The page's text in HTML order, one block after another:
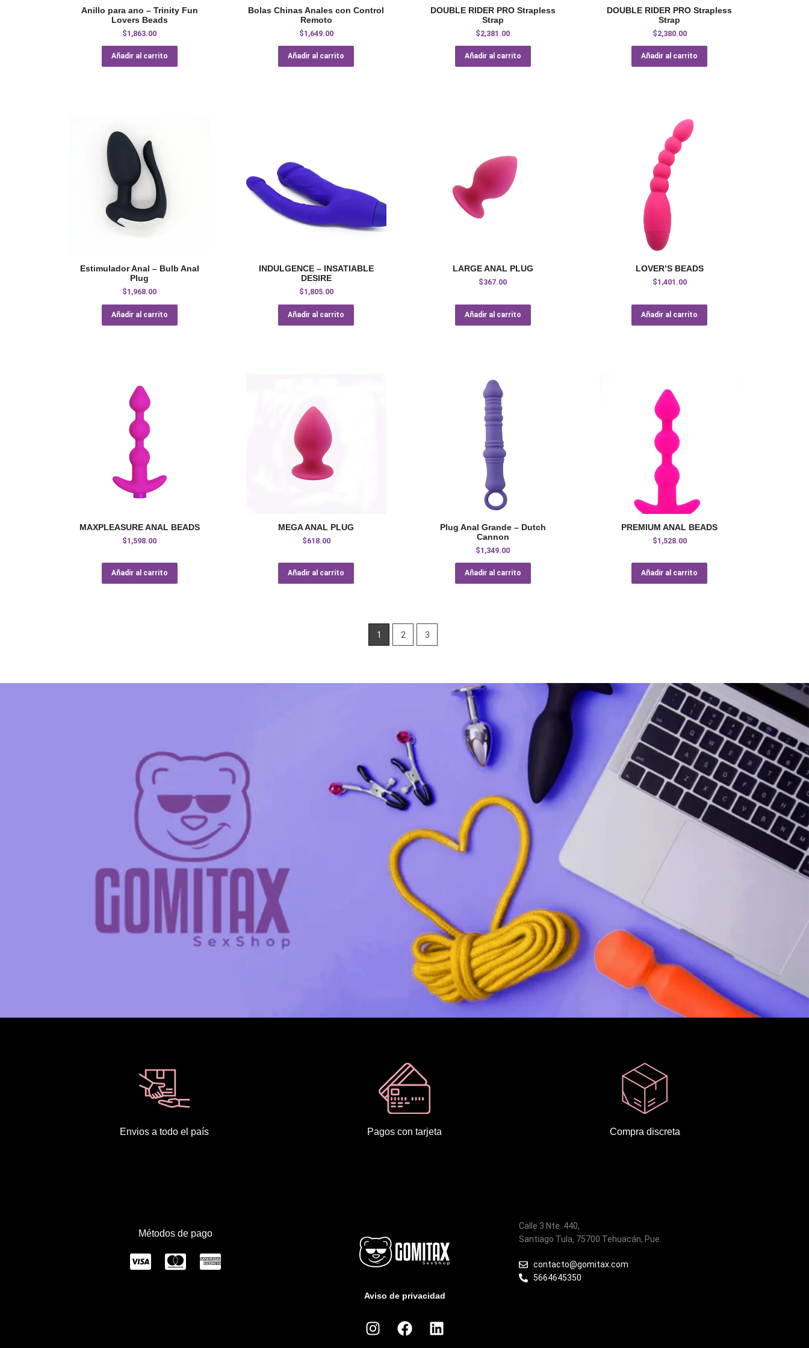
Anillo para ano – Trinity Fun
Lovers Beads
$1,863.00
Añadir al carrito
Bolas Chinas Anales con Control
Remoto
$1,649.00
Añadir al carrito
DOUBLE RIDER PRO Strapless
Strap
$2,381.00
Añadir al carrito
DOUBLE RIDER PRO Strapless
Strap
$2,380.00
Añadir al carrito
Estimulador Anal – Bulb Anal
Plug
$1,968.00
Añadir al carrito
INDULGENCE – INSATIABLE
DESIRE
$1,805.00
Añadir al carrito
LARGE ANAL PLUG
$367.00
Añadir al carrito
LOVER’S BEADS
$1,401.00
Añadir al carrito
MAXPLEASURE ANAL BEADS
$1,598.00
Añadir al carrito
MEGA ANAL PLUG
$618.00
Añadir al carrito
Plug Anal Grande – Dutch
Cannon
$1,349.00
Añadir al carrito
PREMIUM ANAL BEADS
$1,528.00
Añadir al carrito
1 2 3
Envios a todo el país Pagos con tarjeta Compra discreta
Métodos de pago
C
C
C
Calle 3 Nte. 440,
Santiago Tula, 75700 Tehuacán, Pue.
contacto@gomitax.com
5664645350
Aviso de privacidad
I
n
F
a
L
i